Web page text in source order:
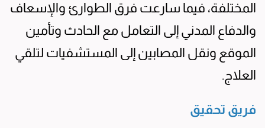
المختلفة، فيما سارعت فرق الطوارئ والإسعاف
والدفاع المدني إلى التعامل مع الحادث وتأمين
الموقع ونقل المصابين إلى المستشفيات لتلقي
العلاج.
فريق تحقيق